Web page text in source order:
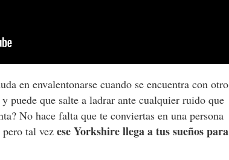
en envalentonarse cuando se encuentra con otro
puede que salte a ladrar ante cualquier ruido que
No hace falta que te conviertas en una persona
pero tal vezese Yorkshire llega a tus sueños para